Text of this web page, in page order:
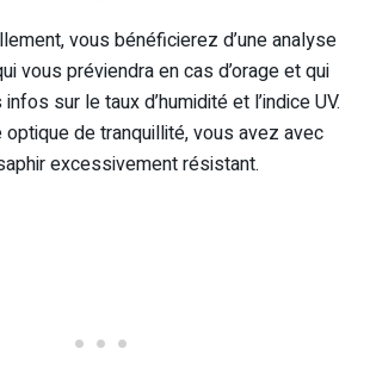
vous bénéficierez d’une analyse
vous préviendra en cas d’orage et qui
sur le taux d’humidité et l’indice UV.
optique de tranquillité, vous avez avec
excessivement résistant.